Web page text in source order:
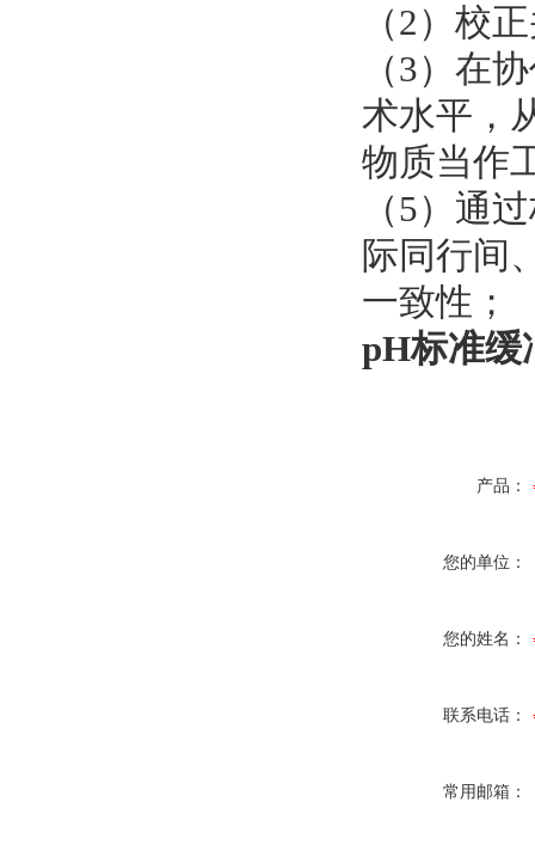
（2）校
（3）在
术水平，
物质当作
（5）通
际同行间
一致性；
pH标准缓
产品：
您的单位：
您的姓名：
联系电话：
常用邮箱：